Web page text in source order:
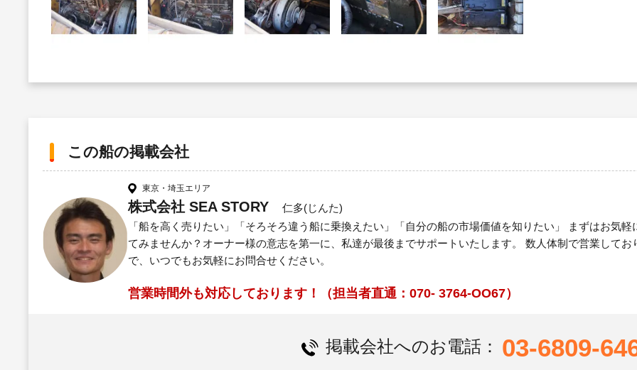
この船の掲載会社
東京・埼玉エリア
株式会社 SEA STORY
仁多(じんた)
「船を高く売りたい」「そろそろ違う船に乗換えたい」「自分の船の市場価値を知りたい」 まずはお気軽
てみませんか？オーナー様の意志を第一に、私達が最後までサポートいたします。 数人体制で営業してお
で、いつでもお気軽にお問合せください。
営業時間外も対応しております！（担当者直通：070- 3764-OO67）
掲載会社へのお電話： 03-6809-